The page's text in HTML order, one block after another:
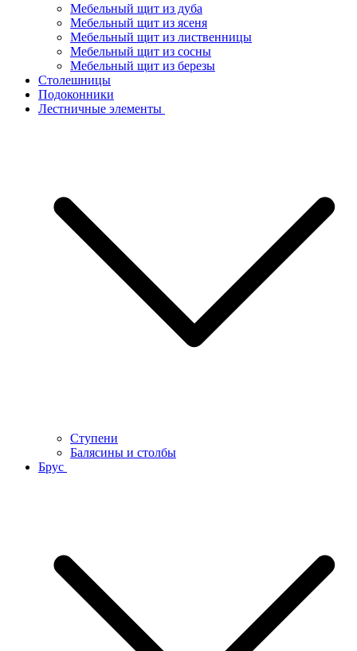
Мебельный щит из дуба
Мебельный щит из ясеня
Мебельный щит из лиственницы
Мебельный щит из сосны
Мебельный щит из березы
Столешницы
Подоконники
Лестничные элементы
Ступени
Балясины и столбы
Брус